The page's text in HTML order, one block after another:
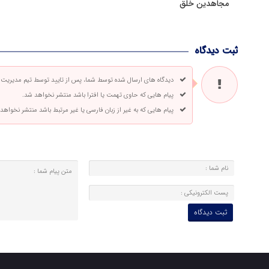
مجاهدین خلق
ثبت دیدگاه
دیدگاه های ارسال شده توسط شما، پس از تایید توسط تیم
پیام هایی که حاوی تهمت یا افترا باشد منتشر نخواهد شد.
پیام هایی که به غیر از زبان فارسی یا غیر مرتبط باشد منتشر